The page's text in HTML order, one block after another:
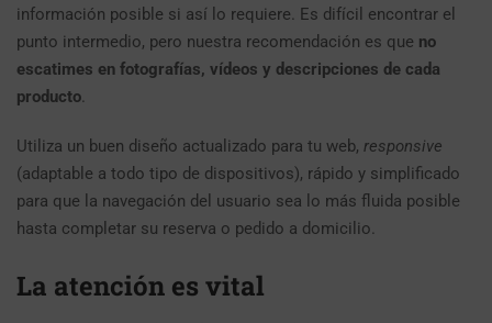
información posible si así lo requiere. Es difícil encontrar el
punto intermedio, pero nuestra recomendación es que no
escatimes en fotografías, vídeos y descripciones de cada
producto.
Utiliza un buen diseño actualizado para tu web, responsive
(adaptable a todo tipo de dispositivos), rápido y simplificado
para que la navegación del usuario sea lo más fluida posible
hasta completar su reserva o pedido a domicilio.
La atención es vital